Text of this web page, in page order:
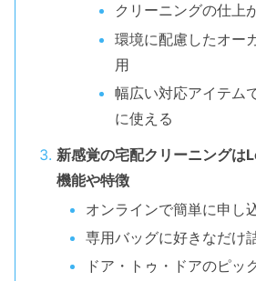
クリーニングの仕上
環境に配慮したオー
用
幅広い対応アイテム
に使える
新感覚の宅配クリーニング
機能や特徴
オンラインで簡単に申し
専用バッグに好きなだけ
ドア・トゥ・ドアのピッ